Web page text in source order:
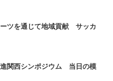
ツを通じて地域貢献 サッカ
関西シンポジウム 当日の模